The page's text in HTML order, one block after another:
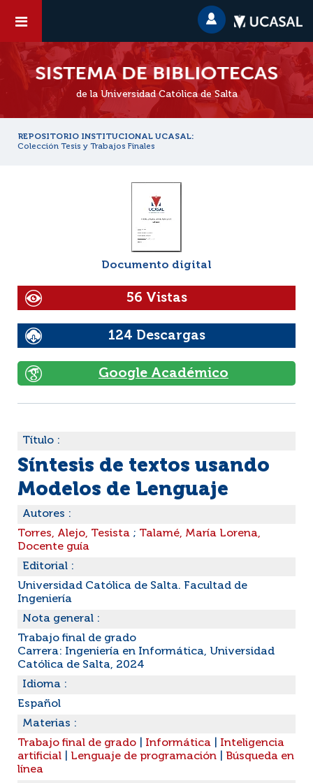
de la Universidad Católica de Salta
REPOSITORIO INSTITUCIONAL UCASAL:
Colección Tesis y Trabajos Finales
Documento digital
56 Vistas
124 Descargas
Google Académico
Título :
Síntesis de textos usando
Modelos de Lenguaje
Autores :
Torres, Alejo, Tesista ; Talamé, María Lorena,
Docente guía
Editorial :
Universidad Católica de Salta. Facultad de
Ingeniería
Nota general :
Trabajo final de grado
Carrera: Ingeniería en Informática, Universidad
Católica de Salta, 2024
Idioma :
Español
Materias :
Trabajo final de grado
Informática
Inteligencia
artificial
Lenguaje de programación
Búsqueda en
línea